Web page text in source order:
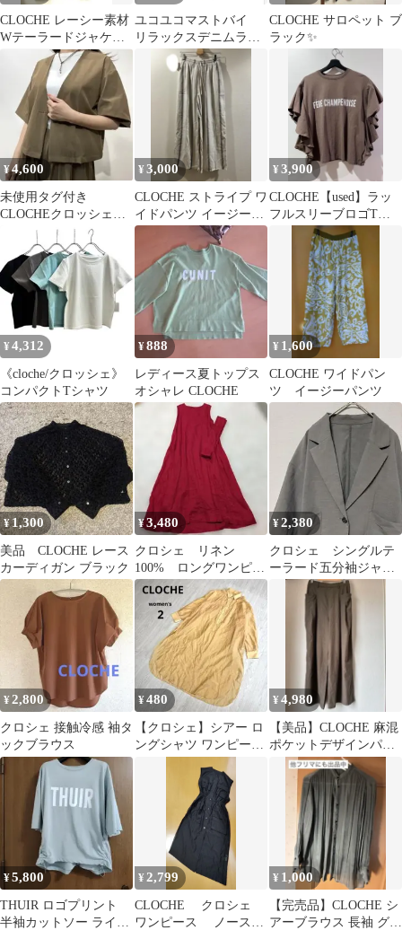
CLOCHE レーシー素材
Wテーラードジャケッ
ト ゆったりライン
М値下げ中！
ユコユコマストバイ
リラックスデニムライ
クボトム ブラック
着用1回！！
CLOCHE サロペット ブ
ラック✨
¥4,600
未使用タグ付き
CLOCHEクロッシェ接
触冷感5分袖ジャケット
¥3,000
CLOCHE ストライプ ワ
イドパンツ イージーパ
ンツ 02 新品 タグ付き
¥3,900
CLOCHE【used】ラッ
フルスリーブロゴTシ
ャツ ブラウン
¥ 4,312
《cloche/クロッシェ》
コンパクトTシャツ
¥888
レディース夏トップス
オシャレ CLOCHE
¥ 1,600
CLOCHE ワイドパン
ツ イージーパンツ
¥ 1,300
美品 CLOCHE レース
カーディガン ブラック
¥3,480
クロシェ リネン
100% ロングワンピー
ス リボンベルト付
き 麻 レッド
¥2,380
クロシェ シングルテ
ーラード五分袖ジャケ
ット(M)チャコールグレ
ー大人カッコイイ
¥2,800
クロシェ 接触冷感 袖タ
ックブラウス
¥480
【クロシェ】シアー ロ
ングシャツ ワンピース
ベージュ 透け感 ゆるダ
¥4,980
【美品】CLOCHE 麻混
ポケットデザインパン
ツ ブラウン 01
¥5,800
THUIR ロゴプリント
半袖カットソー ライト
¥ 2,799
CLOCHE クロシェ
ワンピース ノースリ
¥ 1,000
【完売品】CLOCHE シ
アーブラウス 長袖 グレ